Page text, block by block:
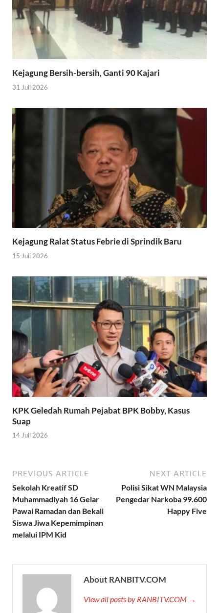
Kejagung Bersih-bersih, Ganti 90 Kajari
31 Juli 2026
Kejagung Ralat Status Febrie di Sprindik Baru
15 Juli 2026
KPK Geledah Rumah Pejabat BPK Bobby, Kasus
Suap
14 Juli 2026
PREVIOUS ARTICLE
Sekolah Kreatif SD
Muhammadiyah 16 Gelar
Pawai Ramadan dan Bekali
Siswa Jiwa Kepemimpinan
melalui IPM Kid
NEXT ARTICLE
Polisi Sikat WN Malaysia
Pengedar Narkoba 99.600
Happy Five
About RANBITV.COM
View all posts by RANBITV.COM →